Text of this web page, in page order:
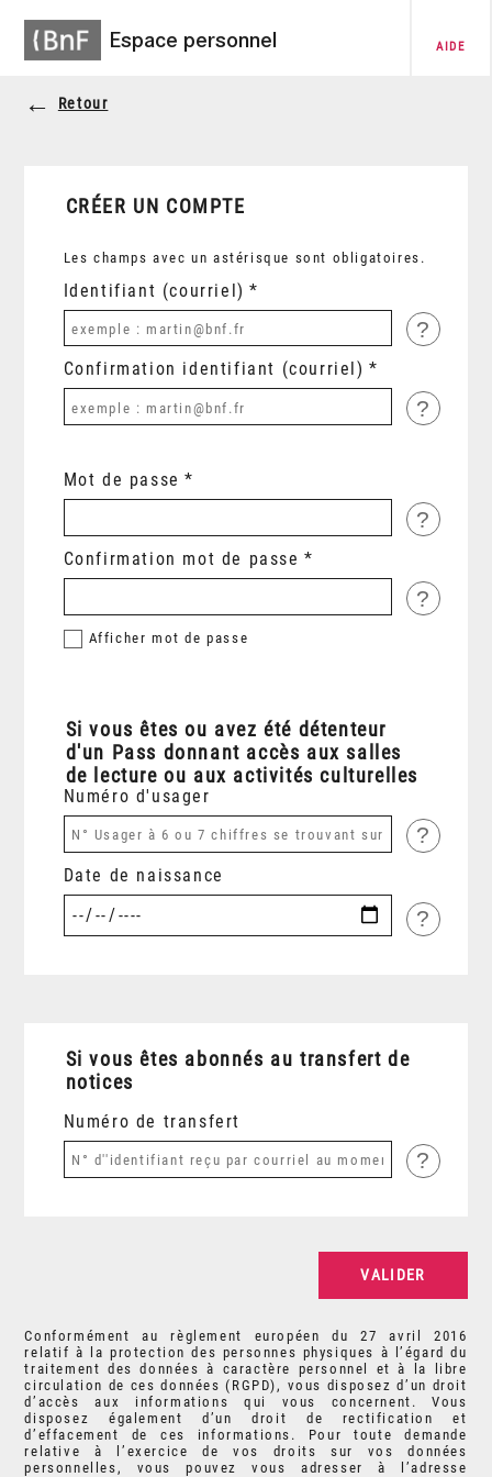
Espace personnel AIDE
Retour
CRÉER UN COMPTE
Les champs avec un astérisque sont obligatoires.
Identifiant (courriel)
?
Confirmation identifiant (courriel)
?
Mot de passe
?
Confirmation mot de passe
?
Afficher mot de passe
Si vous êtes ou avez été détenteur
d'un Pass donnant accès aux salles
de lecture ou aux activités culturelles
Numéro d'usager
?
Date de naissance
?
Si vous êtes abonnés au transfert de
notices
Numéro de transfert
?
Conformément au règlement européen du 27 avril 2016
relatif à la protection des personnes physiques à l’égard du
traitement des données à caractère personnel et à la libre
circulation de ces données (RGPD), vous disposez d’un droit
d’accès aux informations qui vous concernent. Vous
disposez également d’un droit de rectification et
d’effacement de ces informations. Pour toute demande
relative à l’exercice de vos droits sur vos données
personnelles, vous pouvez vous adresser à l’adresse